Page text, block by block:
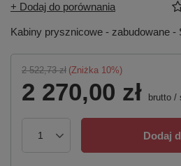
+ Dodaj do porównania
Kabiny prysznicowe - zabudowane
2 522,73 zł (Zniżka 10%)
2 270,00 zł brutto /
Dodaj